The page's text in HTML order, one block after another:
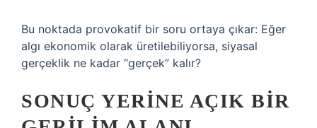
Bu noktada provokatif bir soru ortaya çıkar: Eğer
algı ekonomik olarak üretilebiliyorsa, siyasal
gerçeklik ne kadar “gerçek” kalır?
SONUÇ YERINE AÇIK BIR